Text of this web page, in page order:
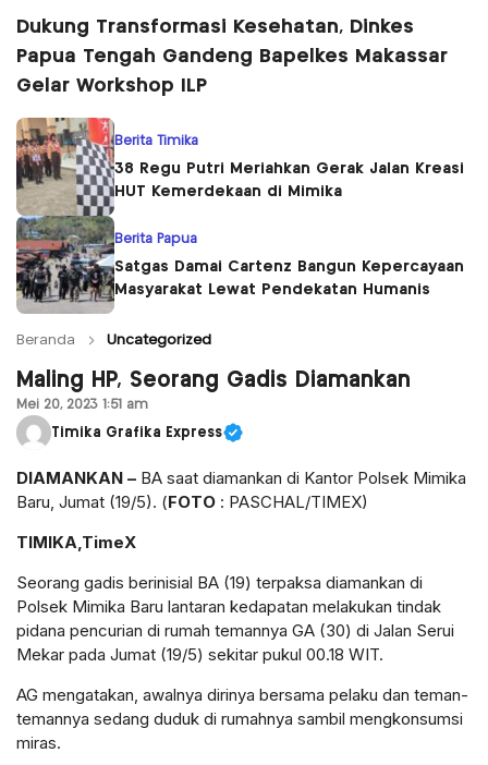
Dukung Transformasi Kesehatan, Dinkes
Papua Tengah Gandeng Bapelkes Makassar
Gelar Workshop ILP
Berita Timika
38 Regu Putri Meriahkan Gerak Jalan Kreasi
HUT Kemerdekaan di Mimika
Berita Papua
Satgas Damai Cartenz Bangun Kepercayaan
Masyarakat Lewat Pendekatan Humanis
Beranda Uncategorized
Maling HP, Seorang Gadis Diamankan
Mei 20, 2023 1:51 am
Timika Grafika Express
DIAMANKAN – BA saat diamankan di Kantor Polsek Mimika
Baru, Jumat (19/5). (FOTO : PASCHAL/TIMEX)
TIMIKA,TimeX
Seorang gadis berinisial BA (19) terpaksa diamankan di
Polsek Mimika Baru lantaran kedapatan melakukan tindak
pidana pencurian di rumah temannya GA (30) di Jalan Serui
Mekar pada Jumat (19/5) sekitar pukul 00.18 WIT.
AG mengatakan, awalnya dirinya bersama pelaku dan teman-
temannya sedang duduk di rumahnya sambil mengkonsumsi
miras.